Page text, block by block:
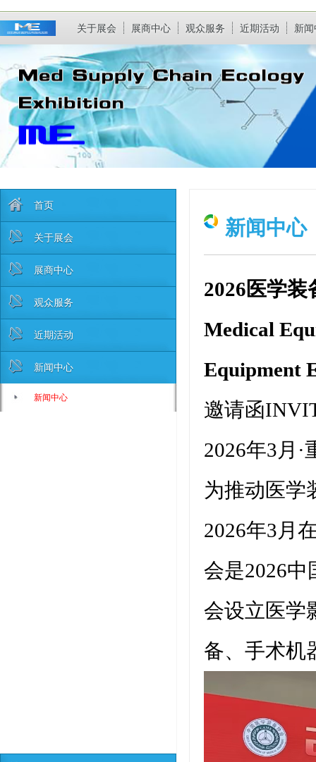
关于展会 展商中心 观众服务 近期活动 新
首页
关于展会
展商中心
观众服务
近期活动
新闻中心
新闻中心
新闻中心
2026医学
Medical
Equipment
邀请函
2026年3月
为推动医学
2026年3月
会是2026
会设立医学
备、手术机